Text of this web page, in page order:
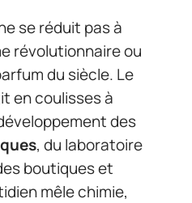
se réduit pas à
révolutionnaire ou
du siècle. Le
en coulisses à
des
, du laboratoire
boutiques et
mêle chimie,